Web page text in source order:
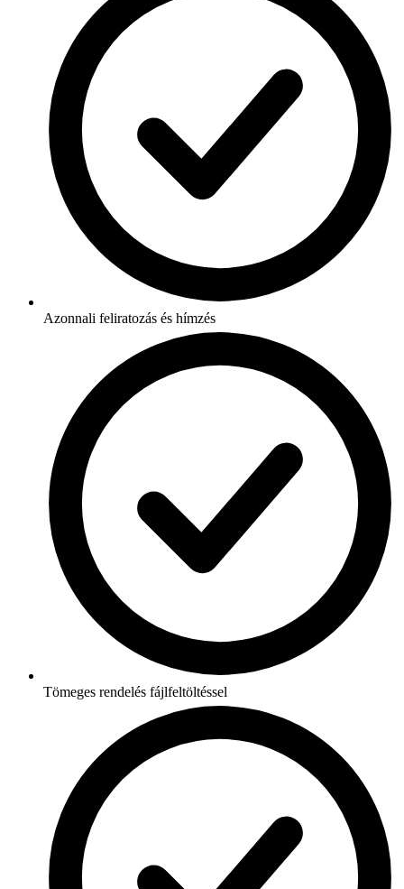
Azonnali feliratozás és hímzés
Tömeges rendelés fájlfeltöltéssel